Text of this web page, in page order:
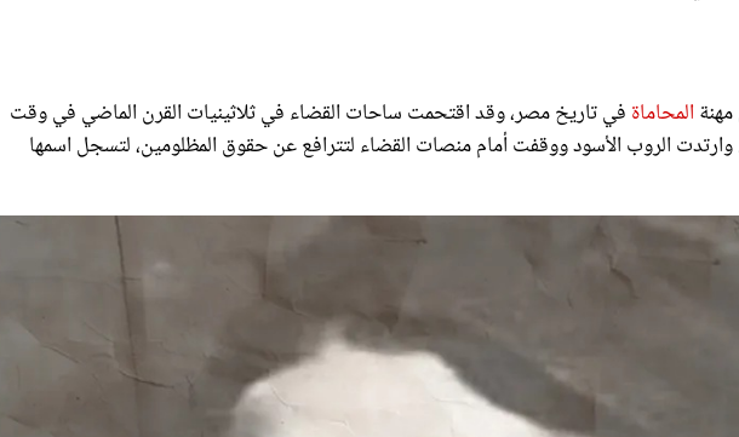
المحاماة في تاريخ مصر، وقد اقتحمت ساحات القضاء في ثلاثينيات القرن الماضي في وقت
الروب الأسود ووقفت أمام منصات القضاء لتترافع عن حقوق المظلومين، لتسجل اسمها